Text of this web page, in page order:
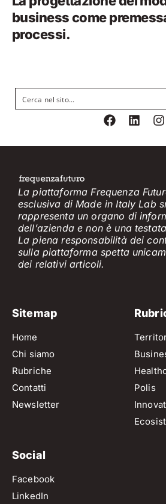
business come
processi.
La piattaforma Frequenza
esclusiva di Made in Italy Lab
rappresenta un organo di
dell’azienda e non è una
La piena responsabilità dei
sulla piattaforma spetta
dei relativiarticoli.
Sitemap
Home
Chi siamo
Rubriche
Contatti
Newsletter
Polis
Social
Facebook
LinkedIn